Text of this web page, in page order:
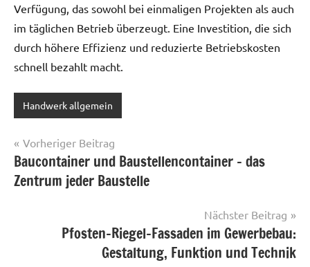
Verfügung, das sowohl bei einmaligen Projekten als auch
im täglichen Betrieb überzeugt. Eine Investition, die sich
durch höhere Effizienz und reduzierte Betriebskosten
schnell bezahlt macht.
Handwerk allgemein
Beitragsnavigation
Vorheriger Beitrag
Baucontainer und Baustellencontainer – das
Zentrum jeder Baustelle
Nächster Beitrag
Pfosten-Riegel-Fassaden im Gewerbebau:
Gestaltung, Funktion und Technik